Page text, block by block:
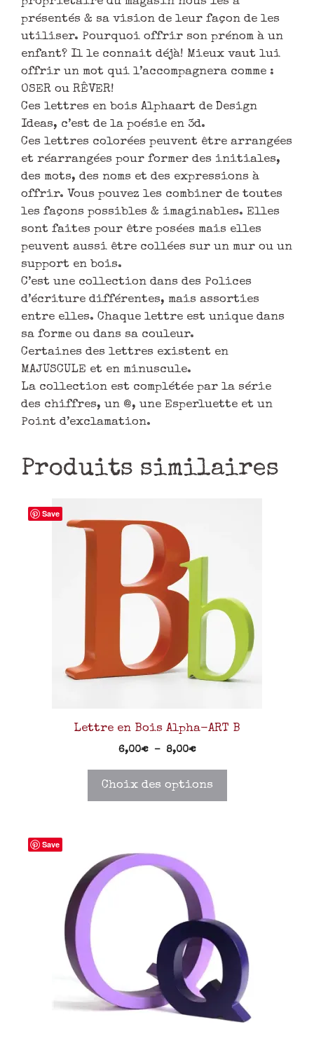
présentés & sa vision de leur façon de les
utiliser. Pourquoi offrir son prénom à un
enfant? Il le connait déjà! Mieux vaut lui
offrir un mot qui l’accompagnera comme :
OSER ou RÊVER!
Ces lettres en bois Alphaart de Design
Ideas, c’est de la poésie en 3d.
Ces lettres colorées peuvent être arrangées
et réarrangées pour former des initiales,
des mots, des noms et des expressions à
offrir. Vous pouvez les combiner de toutes
les façons possibles & imaginables. Elles
sont faites pour être posées mais elles
peuvent aussi être collées sur un mur ou un
support en bois.
C’est une collection dans des Polices
d’écriture différentes, mais assorties
entre elles. Chaque lettre est unique dans
sa forme ou dans sa couleur.
Certaines des lettres existent en
MAJUSCULE et en minuscule.
La collection est complétée par la série
des chiffres, un @, une Esperluette et un
Point d’exclamation.
Produits similaires
Save
Lettre en Bois Alpha-ART B
6,00€ – 8,00€
Choix des options
Save